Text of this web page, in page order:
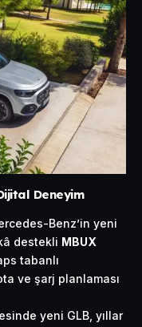
Deneyim
Benz’in yeni
destekli MBUX
tabanlı
ve şarj planlaması
yeni GLB, yıllar